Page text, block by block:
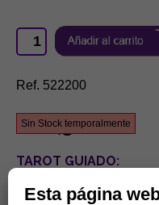
Ref. 522200
Sin Stock temporalmente
16,30 €
TAROT GUIADO:
PRINCIPIANTES
Esta página